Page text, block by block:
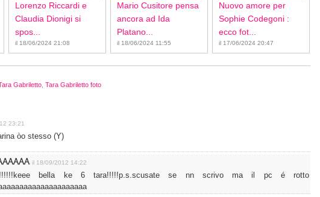
Lorenzo Riccardi e
Claudia Dionigi si
spos...
il 18/06/2024 21:08
Mario Cusitore pensa
ancora ad Ida
Platano...
il 18/06/2024 11:55
Nuovo amore per
Sophie Codegoni :
ecco fot...
il 17/06/2024 20:47
Gabriletto Tara Gabriletto foto
23:21
òo stesso (Y)
il 18/09/2012 14:22
bella ke 6 tara!!!!!p.s.scusate se nn scrivo ma il pc é rotto